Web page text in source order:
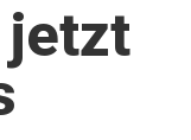
jetzt